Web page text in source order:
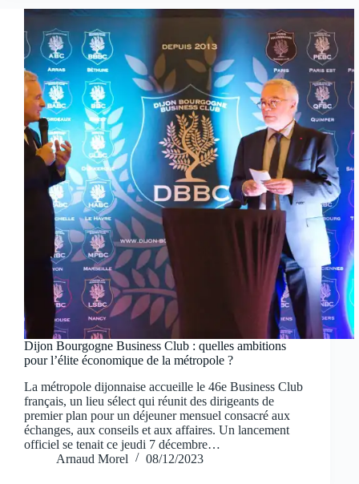
Dijon Bourgogne Business Club : quelles ambitions
pour l’élite économique de la métropole ?
La métropole dijonnaise accueille le 46e Business Club
français, un lieu sélect qui réunit des dirigeants de
premier plan pour un déjeuner mensuel consacré aux
échanges, aux conseils et aux affaires. Un lancement
officiel se tenait ce jeudi 7 décembre…
Arnaud Morel
08/12/2023